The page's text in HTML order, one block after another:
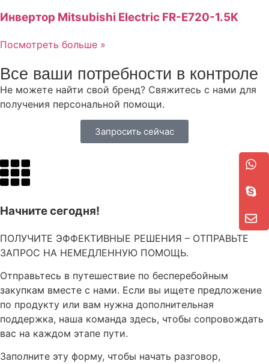
Инвертор Mitsubishi Electric FR-E720-1.5K
Посмотреть больше »
Все ваши потребности в контроле
Не можете найти свой бренд? Свяжитесь с нами для
получения персональной помощи.
Запросить сейчас
Начните сегодня!
ПОЛУЧИТЕ ЭФФЕКТИВНЫЕ РЕШЕНИЯ – ОТПРАВЬТЕ
ЗАПРОС НА НЕМЕДЛЕННУЮ ПОМОЩЬ.
Отправьтесь в путешествие по бесперебойным
закупкам вместе с нами. Если вы ищете предложение
по продукту или вам нужна дополнительная
поддержка, наша команда здесь, чтобы сопровождать
вас на каждом этапе пути.
Заполните эту форму, чтобы начать разговор,